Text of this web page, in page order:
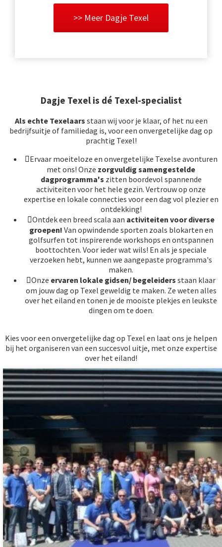
>> Meer Dagje Texel
Dagje Texel is dé Texel-specialist
Als echte Texelaars staan wij voor je klaar, of het nu een
bedrijfsuitje of familiedag is, voor een onvergetelijke dag op
prachtig Texel!
Ervaar moeiteloze en onvergetelijke Texelse avonturen
met ons! Onze zorgvuldig samengestelde
dagprogramma's zitten boordevol spannende
activiteiten voor het hele gezin. Vertrouw op onze
expertise en lokale connecties voor een dag vol plezier en
ontdekking!
Ontdek een breed scala aan activiteiten voor diverse
groepen! Van opwindende sporten zoals blokarten en
golfsurfen tot inspirerende workshops en ontspannen
boottochten. Voor ieder wat wils! En als je speciale
verzoeken hebt, kunnen we aangepaste programma's
maken.
Onze ervaren lokale gidsen/ begeleiders staan klaar
om jouw dag op Texel geweldig te maken. Ze weten alles
over het eiland en tonen je de mooiste plekjes en leukste
dingen om te doen.
Kies voor een onvergetelijke dag op Texel en laat ons je helpen
bij het organiseren van een succesvol uitje, met onze expertise
over het eiland!